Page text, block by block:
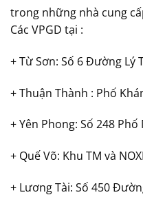
trong những nhà cung
Các VPGD tại :
+ Từ Sơn: Số 6 Đường Lý
+ Thuận Thành : Phố
+ Yên Phong: Số 248
+ Quế Võ: Khu TM và
+ Lương Tài: Số 450